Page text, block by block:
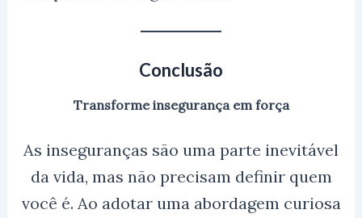
Conclusão
Transforme insegurança em força
As inseguranças são uma parte inevitável
da vida, mas não precisam definir quem
você é. Ao adotar uma abordagem curiosa